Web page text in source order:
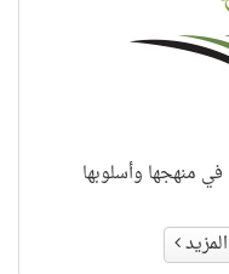
في منهجها وأسلوبها
المزيد